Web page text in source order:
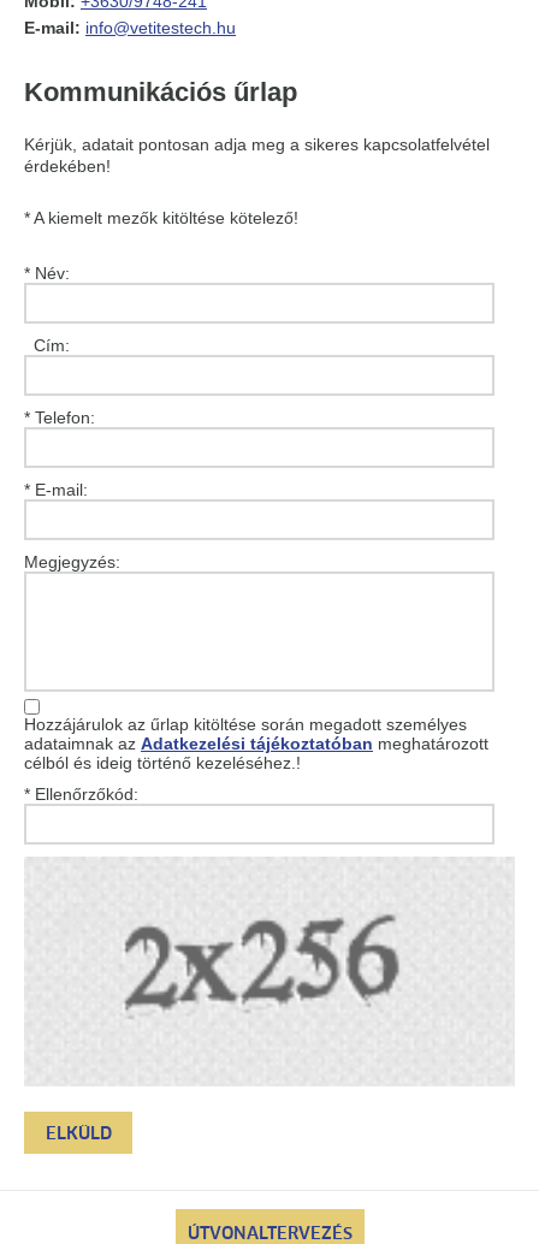
E-mail: info@vetitestech.hu
Kommunikációs űrlap
Kérjük, adatait pontosan adja meg a sikeres kapcsolatfelvétel
érdekében!
* A kiemelt mezők kitöltése kötelező!
* Név:
Cím:
* Telefon:
* E-mail:
Megjegyzés:
Hozzájárulok az űrlap kitöltése során megadott személyes
adataimnak az Adatkezelési tájékoztatóban meghatározott
célból és ideig történő kezeléséhez.!
* Ellenőrzőkód:
ÚTVONALTERVEZÉS